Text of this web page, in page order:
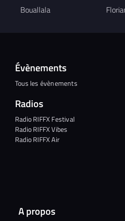
Bouallala
Évènements
Tous les évènements
Radios
Radio RIFFX Festival
Radio RIFFX Vibes
Radio RIFFX Air
A propos